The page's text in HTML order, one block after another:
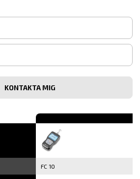
FC 10